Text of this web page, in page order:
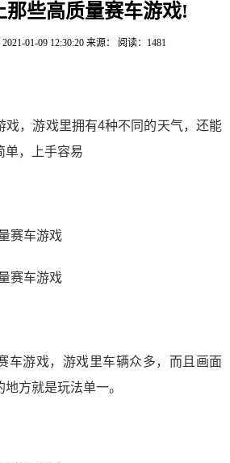
那些高质量赛车游戏!
2021-01-09 12:30:20 来源： 阅读：1481
戏，游戏里拥有4种不同的天气，还能
单，上手容易
车游戏，游戏里车辆众多，而且画面
方就是玩法单一。